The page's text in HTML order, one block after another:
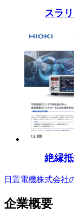
スラ
絶縁
日置電機株式会社
企業概要